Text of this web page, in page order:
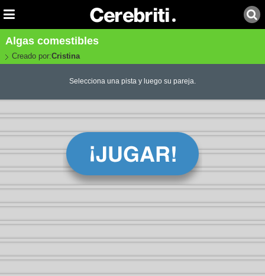
Algas comestibles
Creado por:Cristina
Selecciona una pista y luego su pareja.